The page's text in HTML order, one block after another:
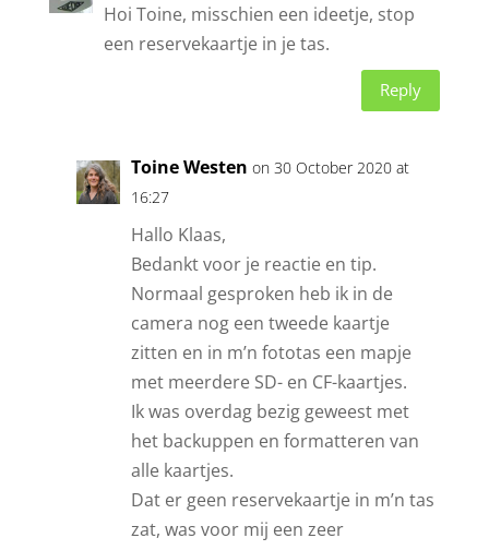
Hoi Toine, misschien een ideetje, stop
een reservekaartje in je tas.
Reply
Toine Westen on 30 October 2020 at
16:27
Hallo Klaas,
Bedankt voor je reactie en tip.
Normaal gesproken heb ik in de
camera nog een tweede kaartje
zitten en in m’n fototas een mapje
met meerdere SD- en CF-kaartjes.
Ik was overdag bezig geweest met
het backuppen en formatteren van
alle kaartjes.
Dat er geen reservekaartje in m’n tas
zat, was voor mij een zeer